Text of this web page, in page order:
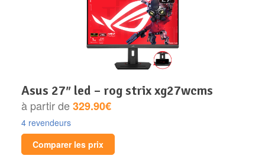
asus 27″ led – rog strix xg27wcms
à partir de329.90€
4 revendeurs
Comparer les prix